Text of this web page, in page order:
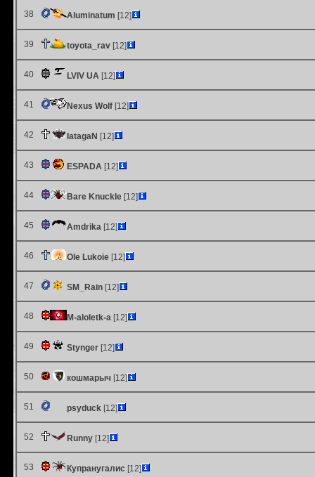
38 Aluminatum [12]
39 toyota_rav [12]
40 LVIV UA [12]
41 Nexus Wolf [12]
42 IatagaN [12]
43 ESPADA [12]
44 Bare Knuckle [12]
45 Amdrika [12]
46 Ole Lukoie [12]
47 SM_Rain [12]
48 M-aloletk-a [12]
49 Stynger [12]
50 кошмарыч [12]
51 psyduck [12]
52 Runny [12]
53 Купранугалис [12]